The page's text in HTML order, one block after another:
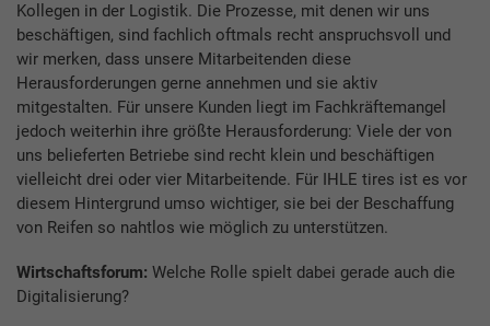
Kollegen in der Logistik. Die Prozesse, mit denen wir uns
beschäftigen, sind fachlich oftmals recht anspruchsvoll und
wir merken, dass unsere Mitarbeitenden diese
Herausforderungen gerne annehmen und sie aktiv
mitgestalten. Für unsere Kunden liegt im Fachkräftemangel
jedoch weiterhin ihre größte Herausforderung: Viele der von
uns belieferten Betriebe sind recht klein und beschäftigen
vielleicht drei oder vier Mitarbeitende. Für IHLE tires ist es vor
diesem Hintergrund umso wichtiger, sie bei der Beschaffung
von Reifen so nahtlos wie möglich zu unterstützen.
Wirtschaftsforum: Welche Rolle spielt dabei gerade auch die
Digitalisierung?